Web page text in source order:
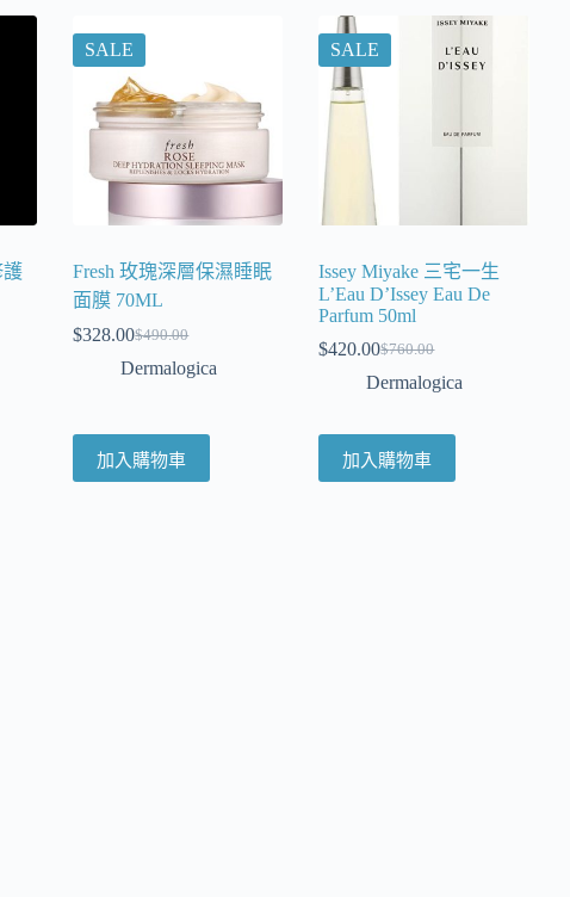
護
SALE
Fresh 玫瑰深層保濕睡眠
面膜 70ML
$490.00
$328.00
Dermalogica
加入購物車
SALE
Issey Miyake 三宅一生
L’Eau D’Issey Eau De
Parfum 50ml
$760.00
$420.00
Dermalogica
加入購物車